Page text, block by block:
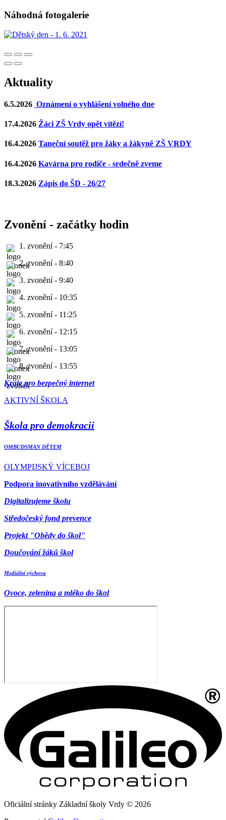
Náhodná fotogalerie
Aktuality
6.5.2026 Oznámení o vyhlášení volného dne
17.4.2026 Žáci ZŠ Vrdy opět vítězí!
16.4.2026 Taneční soutěž pro žáky a žákyně ZŠ VRDY
16.4.2026 Kavárna pro rodiče - srdečně zveme
18.3.2026 Zápis do ŠD - 26/27
Zvonění - začátky hodin
1. zvonění - 7:45
2. zvonění - 8:40
3. zvonění - 9:40
4. zvonění - 10:35
5. zvonění - 11:25
6. zvonění - 12:15
7. zvonění - 13:05
8. zvonění - 13:55
Kraje pro bezpečný internet
AKTIVNÍ ŠKOLA
Škola pro demokracii
OMBUDSMAN DĚTEM
OLYMPIJSKÝ VÍCEBOJ
Podpora inovativního vzdělávání
Digitalizujeme školu
Středočeský fond prevence
Projekt "Obědy do škol"
Doučování žáků škol
Mediální výchova
Ovoce, zelenina a mléko do škol
Oficiální stránky Základní školy Vrdy © 2026